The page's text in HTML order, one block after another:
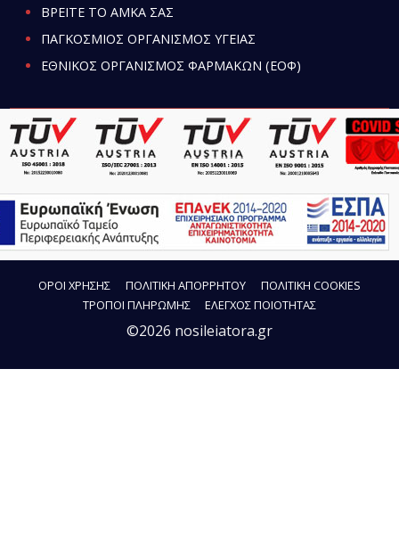
ΒΡΕΙΤΕ ΤΟ ΑΜΚΑ ΣΑΣ
ΠΑΓΚΟΣΜΙΟΣ ΟΡΓΑΝΙΣΜΟΣ ΥΓΕΙΑΣ
ΕΘΝΙΚΟΣ ΟΡΓΑΝΙΣΜΟΣ ΦΑΡΜΑΚΩΝ (ΕΟΦ)
ΟΡΟΙ ΧΡΗΣΗΣ ΠΟΛΙΤΙΚΗ ΑΠΟΡΡΗΤΟΥ
ΠΟΛΙΤΙΚΗ COOKIES
ΤΡΟΠΟΙ ΠΛΗΡΩΜΗΣ
ΕΛΕΓΧΟΣ ΠΟΙΟΤΗΤΑΣ
©2026 nosileiatora.gr